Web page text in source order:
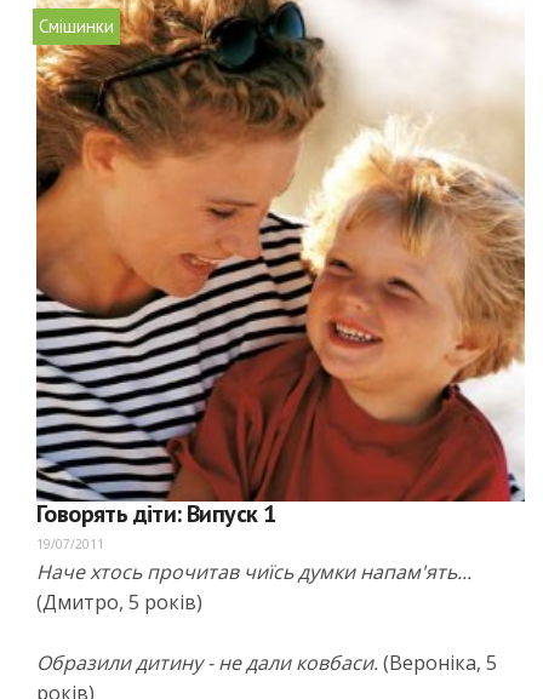
Смішинки
Говорять діти: Випуск 1
19/07/2011
Наче хтось прочитав чиїсь думки напам'ять...
(Дмитро, 5 років)
Образили дитину - не дали ковбаси.(Вероніка, 5
років)